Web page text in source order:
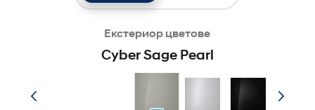
Екстериор цветове
Cyber Sage Pearl